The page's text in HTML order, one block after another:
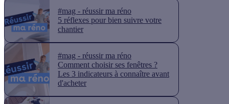
#mag - réussir ma réno
5 réflexes pour bien suivre votre
chantier
#mag - réussir ma réno
Comment choisir ses fenêtres ?
Les 3 indicateurs à connaître avant
d'acheter